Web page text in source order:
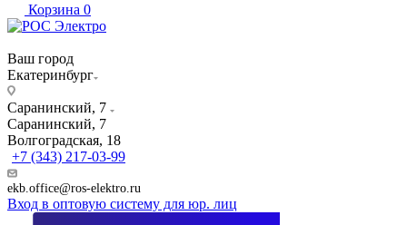
Корзина 0
Ваш город
Екатеринбург
Саранинский, 7
Саранинский, 7
Волгоградская, 18
+7 (343) 217-03-99
ekb.office@ros-elektro.ru
Вход в оптовую систему для юр. лиц